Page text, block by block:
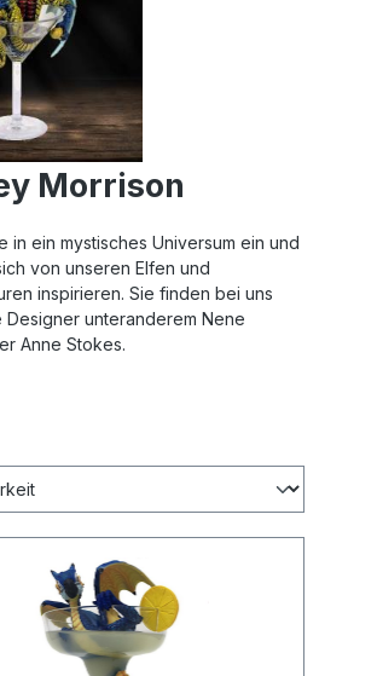
Morrison
in ein mystisches Universum ein und
von unseren Elfen und
inspirieren. Sie finden bei uns
Designer unteranderem Nene
Anne Stokes.